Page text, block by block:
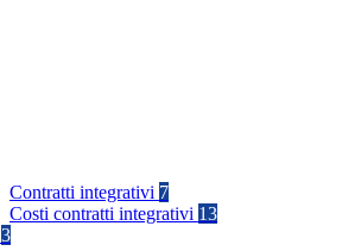
Contratti integrativi 7
Costi contratti integrativi 13
3